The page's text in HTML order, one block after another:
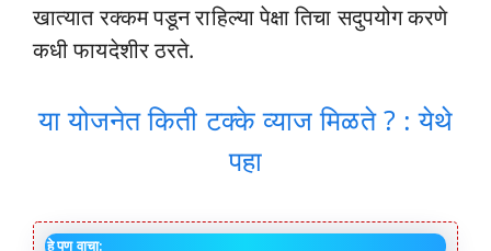
खात्यात रक्कम पडून राहिल्या पेक्षा तिचा सदुपयोग करणे
कधी फायदेशीर ठरते.
या योजनेत किती टक्के व्याज मिळते ? : येथे
पहा
हे पण वाचा: